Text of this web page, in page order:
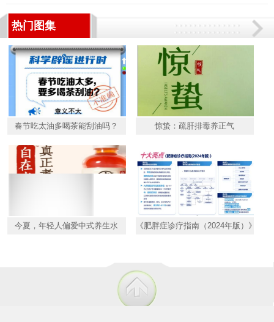
热门图集
春节吃太油多喝茶能刮油吗？ 惊蛰：疏肝排毒养正气
今夏，年轻人偏爱中式养生水 《肥胖症诊疗指南（2024年版）》发布